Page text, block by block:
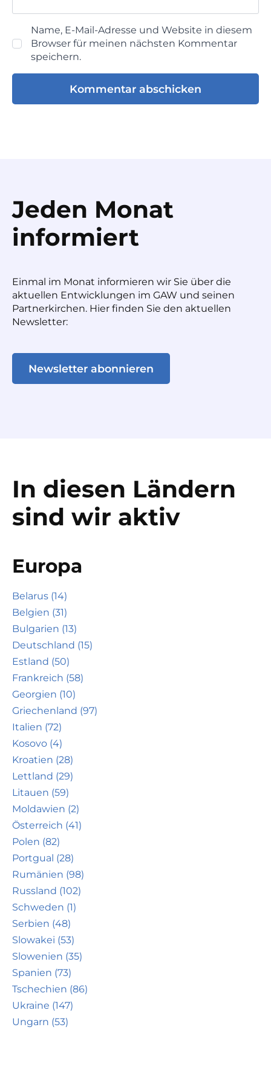
Name, E-Mail-Adresse und Website in diesem
Browser für meinen nächsten Kommentar
speichern.
Jeden Monat
informiert
Einmal im Monat informieren wir Sie über die
aktuellen Entwicklungen im GAW und seinen
Partnerkirchen. Hier finden Sie den aktuellen
Newsletter:
Newsletter abonnieren
In diesen Ländern
sind wir aktiv
Europa
Belarus (14)
Belgien (31)
Bulgarien (13)
Deutschland (15)
Estland (50)
Frankreich (58)
Georgien (10)
Griechenland (97)
Italien (72)
Kosovo (4)
Kroatien (28)
Lettland (29)
Litauen (59)
Moldawien (2)
Österreich (41)
Polen (82)
Portgual (28)
Rumänien (98)
Russland (102)
Schweden (1)
Serbien (48)
Slowakei (53)
Slowenien (35)
Spanien (73)
Tschechien (86)
Ukraine (147)
Ungarn (53)